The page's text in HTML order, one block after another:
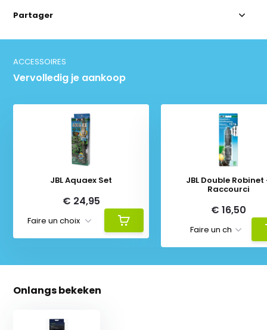
Partager
ACCESSOIRES
Vervolledig je aankoop
JBL Aquaex Set
€ 24,95
JBL Double Robinet
Raccourci
€ 16,50
Onlangs bekeken